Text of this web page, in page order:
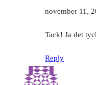
november 11,
Tack! Ja det
Reply